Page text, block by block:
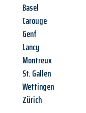
Basel
Carouge
Genf
Lancy
Montreux
St. Gallen
Wettingen
Zürich